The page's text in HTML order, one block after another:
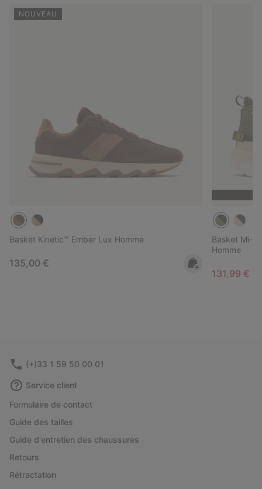
NOUVEAU
Basket Kinetic™ Ember Lux Homme
Regular price:
135,00 €
Basket Mi-
Homme
Minimum
131,99 €
(+)33 1 59 50 00 01
Service client
Formulaire de contact
Guide des tailles
Guide d'entretien des chaussures
Retours
Rétractation